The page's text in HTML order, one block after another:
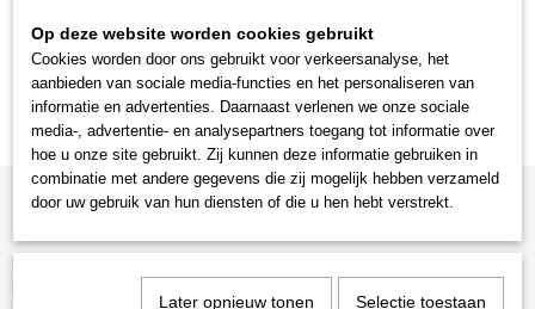
Contact Hiltjo Oosterveld van www.voedingvoorhondenkat.nl
Op deze website worden cookies gebruikt
Cookies worden door ons gebruikt voor verkeersanalyse, het
aanbieden van sociale media-functies en het personaliseren van
informatie en advertenties. Daarnaast verlenen we onze sociale
media-, advertentie- en analysepartners toegang tot informatie over
hoe u onze site gebruikt. Zij kunnen deze informatie gebruiken in
combinatie met andere gegevens die zij mogelijk hebben verzameld
door uw gebruik van hun diensten of die u hen hebt verstrekt.
Later opnieuw tonen Selectie toestaan